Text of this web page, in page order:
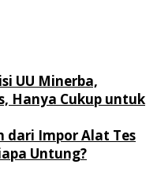
UU Minerba,
Hanya Cukup untuk
dari Impor Alat Tes
Untung?